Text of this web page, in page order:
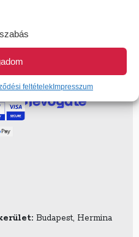
feltételek Impresszum
készpénz az étel
Budapest, Hermina